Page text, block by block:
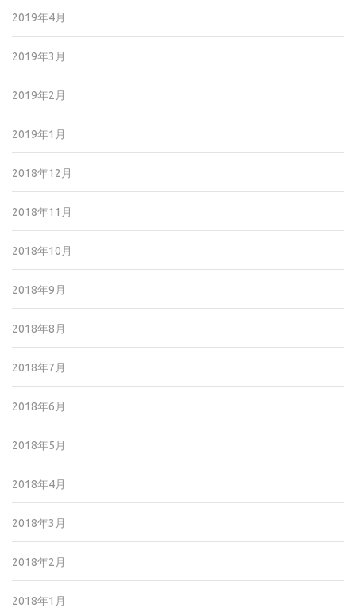
2019年4月
2019年3月
2019年2月
2019年1月
2018年12月
2018年11月
2018年10月
2018年9月
2018年8月
2018年7月
2018年6月
2018年5月
2018年4月
2018年3月
2018年2月
2018年1月